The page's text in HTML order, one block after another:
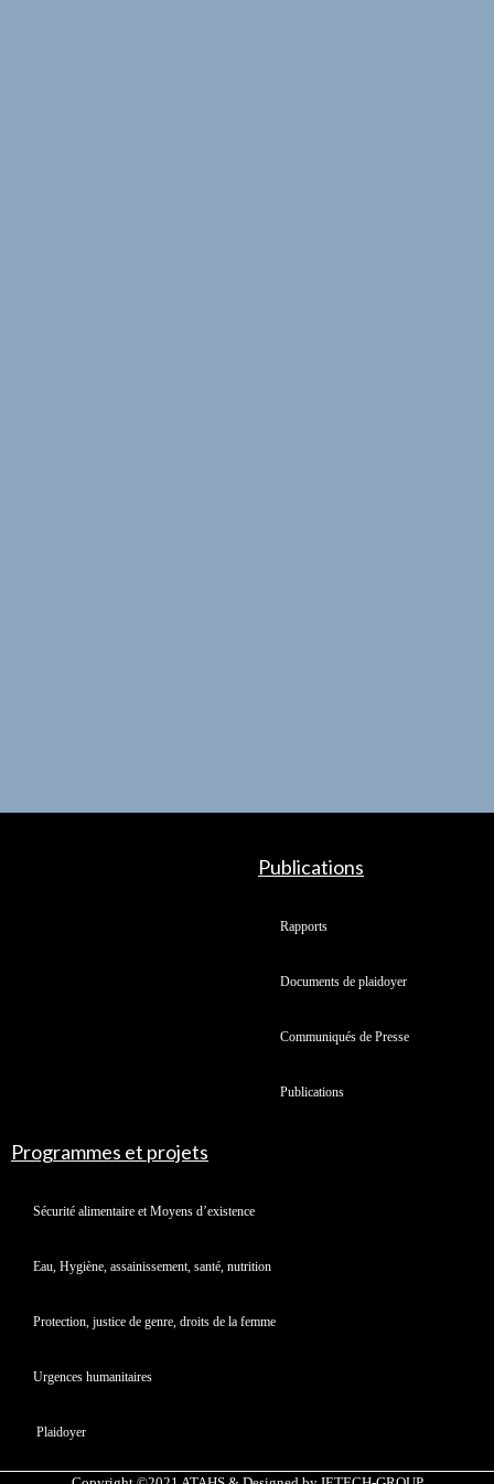
Publications
Rapports
Documents de plaidoyer
Communiqués de Presse
Publications
Programmes et projets
Sécurité alimentaire et Moyens d’existence
Eau, Hygiène, assainissement, santé, nutrition
Protection, justice de genre, droits de la femme
Urgences humanitaires
Plaidoyer